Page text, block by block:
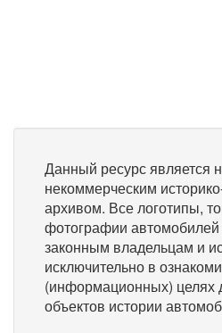
Данный ресурс является
некоммерческим
архивом. Все логотипы,
фотографии
законным владельцам и
исключительно в
(информационных) целях
объектов истории